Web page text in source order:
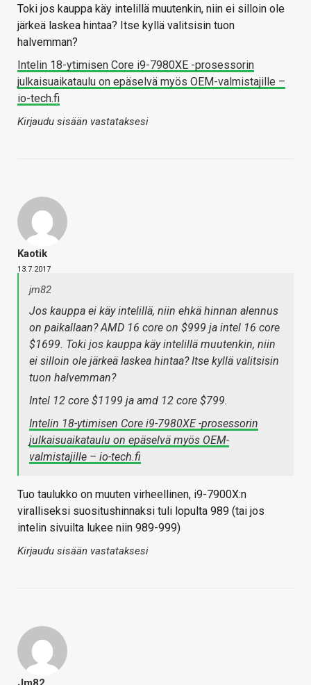
Toki jos kauppa käy intelillä muutenkin, niin ei silloin ole
järkeä laskea hintaa? Itse kyllä valitsisin tuon
halvemman?
Intelin 18-ytimisen Core i9-7980XE -prosessorin
julkaisuaikataulu on epäselvä myös OEM-valmistajille –
io-tech.fi
Kirjaudu sisään vastataksesi
Kaotik
13.7.2017
jm82
Jos kauppa ei käy intelillä, niin ehkä hinnan alennus
on paikallaan? AMD 16 core on $999 ja intel 16 core
$1699. Toki jos kauppa käy intelillä muutenkin, niin
ei silloin ole järkeä laskea hintaa? Itse kyllä valitsisin
tuon halvemman?
Intel 12 core $1199 ja amd 12 core $799.
Intelin 18-ytimisen Core i9-7980XE -prosessorin
julkaisuaikataulu on epäselvä myös OEM-
valmistajille – io-tech.fi
Tuo taulukko on muuten virheellinen, i9-7900X:n
viralliseksi suositushinnaksi tuli lopulta 989 (tai jos
intelin sivuilta lukee niin 989-999)
Kirjaudu sisään vastataksesi